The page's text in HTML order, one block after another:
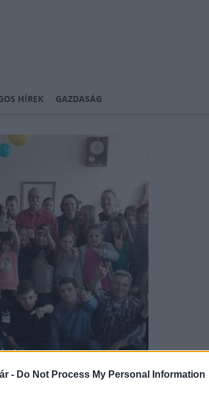
- Do Not Process My Personal Information
HÍREK GAZDASÁG